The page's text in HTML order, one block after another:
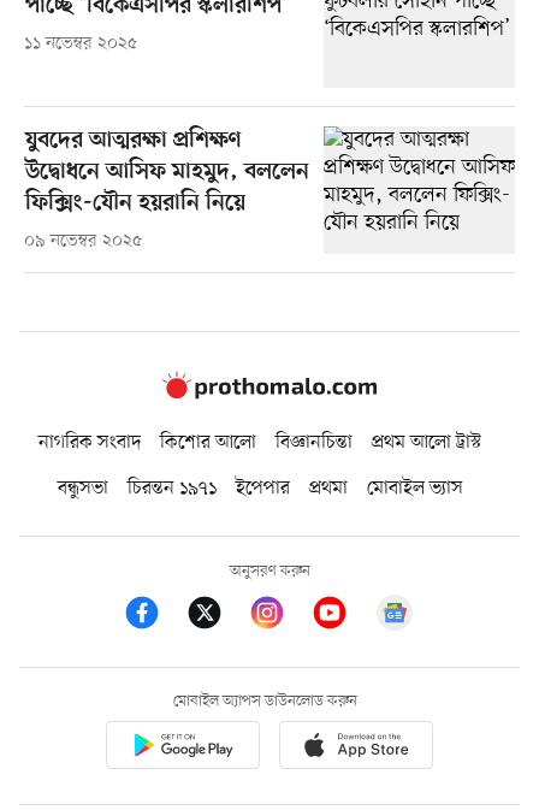
পাচ্ছে ‘বিকেএসপির স্কলারশিপ’
১১ নভেম্বর ২০২৫
যুবদের আত্মরক্ষা প্রশিক্ষণ
উদ্বোধনে আসিফ মাহমুদ, বললেন
ফিক্সিং-যৌন হয়রানি নিয়ে
০৯ নভেম্বর ২০২৫
নাগরিক সংবাদ কিশোর আলো বিজ্ঞানচিন্তা
প্রথম আলো ট্রাস্ট
বন্ধুসভা
চিরন্তন ১৯৭১ ইপেপার প্রথমা মোবাইল ভ্যাস
অনুসরণ করুন
মোবাইল অ্যাপস ডাউনলোড করুন